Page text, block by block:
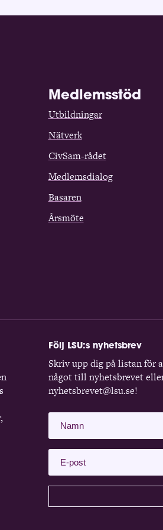
Medlemsstöd
Utbildningar
Nätverk
CivSam-rådet
Medlemsdialog
Basaren
Årsmöte
Följ LSU:s nyhetsbrev
Skriv upp dig på listan för
något till nyhetsbrevet
nyhetsbrevet@lsu.se!